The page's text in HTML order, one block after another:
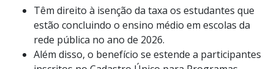
Têm direito à isenção da taxa os estudantes que
estão concluindo o ensino médio em escolas da
rede pública no ano de 2026.
Além disso, o benefício se estende a participantes